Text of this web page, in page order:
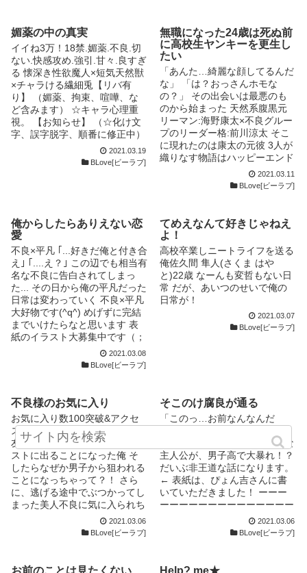
波には秘密があって・・・。
媚薬の中の真実
イイね3万！18禁.媚薬.不良.切
ない.快感攻め.強引.甘々.良すぎ
る 懐深き性欲魔人×短気天然獣
×チャラける繊細兎【リバ有
り】 （媚薬、拘束、喧嘩、な
ど含みます） ☆キャラ心理重
視。 【お知らせ】 （☆化け文
字、誤字脱字、順番に修正中）
切なくて胸痛くてエロくて時に
泣いちゃうような話しを目標に
言われました。(；´Д`A 30ペー
ジ位まで我慢してください！
至らない点ばかりの小説です
が、欠点だらけの少年たちのゴ
タゴタ恋愛でございます】
（ハードなものではないです
が、エロ満載です。）後半そう
でもなくなっちゃった（笑）
表紙〝oni様〟に書いていただ
きました！ ☆トータル800万ア
クセス☆ ☆イイね2.6万超え☆
ありがとうございます ☆*:.｡.
o(≧▽≦)o .｡.:*☆ この作品は大
↓★ 「てめぇ！離せ！変
態！！」 「もう、無理！い
や！あああ！！」 「ごめん！
くっ！マジ！良すぎる！」 あ
る日、いつものように町で悪さ
したら。 突然現れた〝マキ〟
という人物に、あっという間に
縛り上げられ、お仕置きだと言
われて3人まとめて調教されて
しまいました。 マキは言いま
した。 「いじめちゃダメ、痛
して調教師は、3人に薬を盛っ
2021.03.19
BLove[ビーラブ]
無職になった24歳は死ぬ前
に高校生ヤンキーを更生し
たい
「あんた…綺麗な顔してるんだ
な」 「は？おっさんホモな
の？」 その出会いは最悪のも
のから始まった 天然系腹黒元
リーマン:海野康太×不良グルー
プのリーダー格:前川涼太 そこ
に現れたのは康太の元彼 3人が
織りなす物語はハッピーエンド
か あるいはーー 就職２年でブ
ラック企業に変わった会社のせ
こうた） それを知られ妻に逃
げられた日に会社もクビになっ
てしまった 晴れて無職になる
とその日のうちに不良に絡まれ
た 流れでリーダー格の前川涼
太（まえかわりょうた）とラブ
ホに入ってしまって更生させて
から死ぬと宣言した康太は無事
涼太を更生させれるのか 涼太
のグループが所属する蛇飼組の
きます 書きながら構成を考え
ているのでもしかしたら急に一
度表に出した設定を変える事が
あるかもしれませんので要注意
です 今はまだ誰にもこの話の
結末を知る由はない
2021.03.11
BLove[ビーラブ]
俺からしたらありえない恋
愛
不良×平凡 ｢...好きだ俺と付き合
え｣ ｢....え？｣ この辺でも相当有
名な不良に告白されてしまっ
た... その日から俺の平凡だった
日常は変わっていく 不良×平凡
大好物です(^q^) めげずに完結
までいけたらなと思います 表
紙のイラスト大募集中です（；
_；） 楓×翼 是非描いてやって
下さいませ！！！ 裏には#つけ
2021.03.08
BLove[ビーラブ]
てめえなんて好きじゃねえ
よ！
高校卒業しニートライフを送る
俺佐久間 隼人(さくま はや
と)22歳 なーんも変哲もない日
常 だが、あいつのせいで俺の
日常が！
2021.03.07
BLove[ビーラブ]
不良様のお気に入り
お気に入り数100突破&アクセ
ス数10000突破感謝です!!!! 親
友の代理で文化祭の女装コンテ
ストに出ることになった俺 そ
したらなぜか男子から狙われる
ことになっちゃって？！ さら
に、逃げる途中でぶつかってし
まった美人不良に気に入られち
ゃって！？ 文才などカスほど
も無いこんな私の妄想ストーリ
ります
2021.03.06
BLove[ビーラブ]
そこのけ腐良が通る
「このっ…お前なんなんだ
声がすぐに出てしまう可哀想な
主人公が、男子高で大暴れ！？
だいぶ非王道な話になります。
← 表紙は、ぴょん吉さんに書
いていただきました！ ーーー
ーーーーーーーーーーーーーー
ーーーーーーーーーー いつで
も、絡んでくれたら嬉しいです
2021.03.06
BLove[ビーラブ]
お前のことは見たくない Help? me★